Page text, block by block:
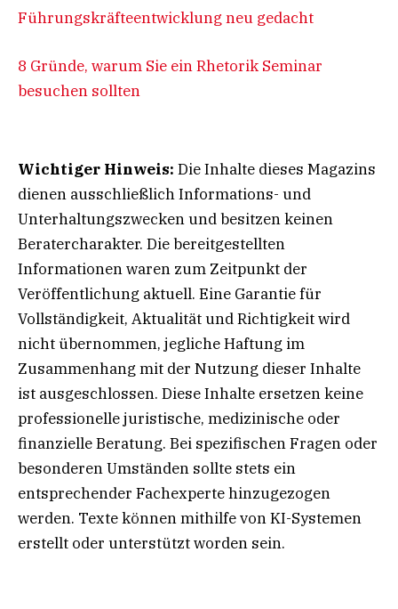
Führungskräfteentwicklung neu gedacht
8 Gründe, warum Sie ein Rhetorik Seminar
besuchen sollten
Wichtiger Hinweis: Die Inhalte dieses Magazins
dienen ausschließlich Informations- und
Unterhaltungszwecken und besitzen keinen
Beratercharakter. Die bereitgestellten
Informationen waren zum Zeitpunkt der
Veröffentlichung aktuell. Eine Garantie für
Vollständigkeit, Aktualität und Richtigkeit wird
nicht übernommen, jegliche Haftung im
Zusammenhang mit der Nutzung dieser Inhalte
ist ausgeschlossen. Diese Inhalte ersetzen keine
professionelle juristische, medizinische oder
finanzielle Beratung. Bei spezifischen Fragen oder
besonderen Umständen sollte stets ein
entsprechender Fachexperte hinzugezogen
werden. Texte können mithilfe von KI-Systemen
erstellt oder unterstützt worden sein.